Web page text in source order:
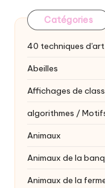
Catégories
40 techniques d'art
Abeilles
Affichages de
algorithmes /
Animaux
Animaux de la
Animaux de la